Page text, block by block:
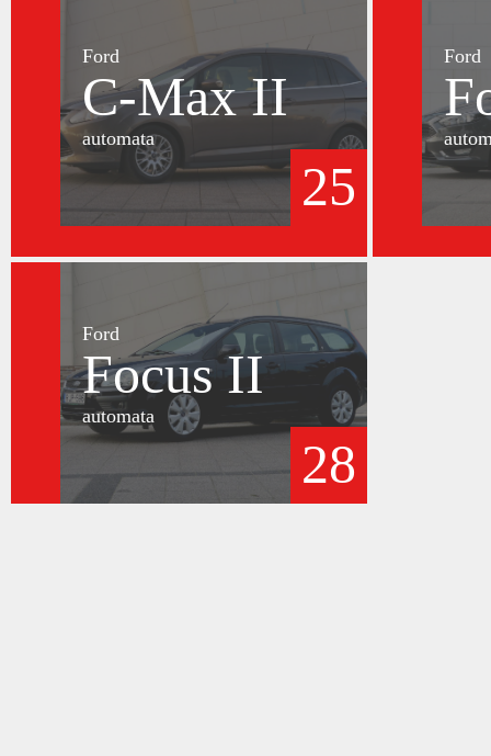
Ford
C-Max II
automata
25
Ford
Ford
Focus II
automata
28